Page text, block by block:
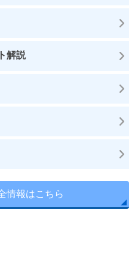
解説
情報はこちら